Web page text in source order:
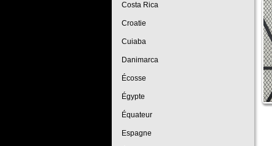
Costa Rica
Croatie
Cuiaba
Danimarca
Écosse
Égypte
Équateur
Espagne